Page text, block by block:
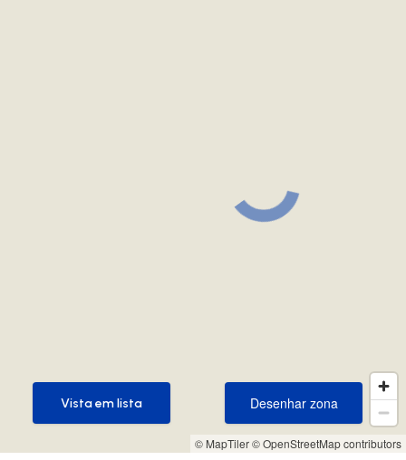
© MapTiler© OpenStreetMap contributors
Desenhar zona
Desenhar zona
Vista em lista
Vista em lista